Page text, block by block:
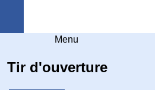
Menu
Tir d'ouverture